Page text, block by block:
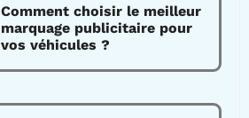
Comment choisir le meilleur
marquage publicitaire pour
vos véhicules ?